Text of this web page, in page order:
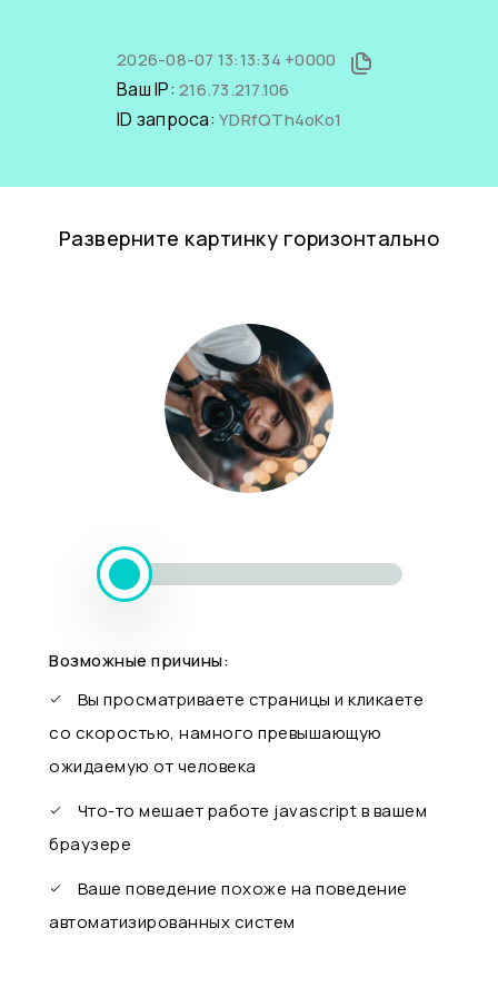
2026-08-07 13:13:34 +0000
Ваш IP: 216.73.217.106
ID запроса: YDRfQTh4oKo1
Разверните картинку горизонтально
Возможные причины:
Вы просматриваете страницы и кликаете
со скоростью, намного превышающую
ожидаемую от человека
Что-то мешает работе javascript в вашем
браузере
Ваше поведение похоже на поведение
автоматизированных систем